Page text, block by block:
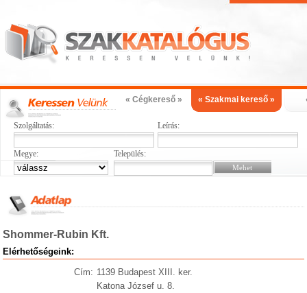
« Cégkereső » « Szakmai kereső »
Szolgáltatás: Leírás:
Megye: Település:
Shommer-Rubin Kft.
Elérhetőségeink:
Cím: 1139 Budapest XIII. ker.
Katona József u. 8.